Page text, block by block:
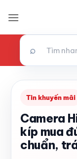
qua
⌕
Tin khuyến mãi
Camera
kíp mua
chuẩn,